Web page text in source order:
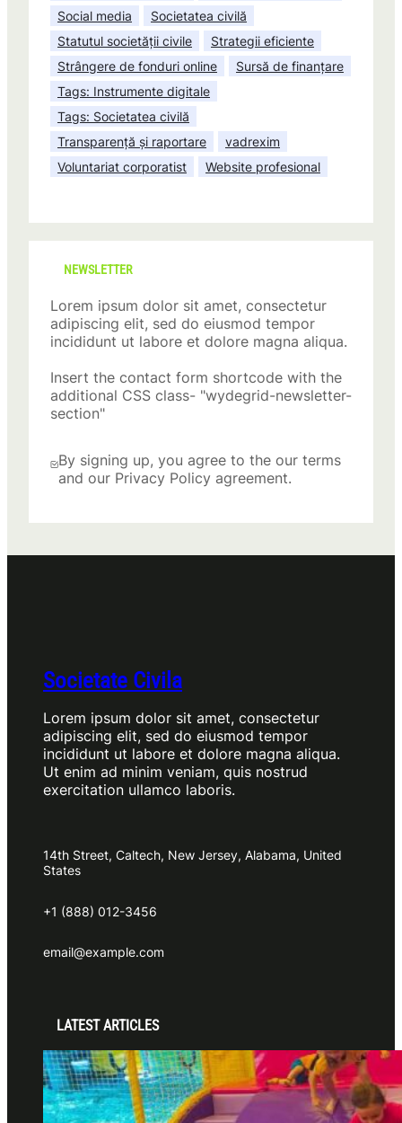
Social media
Societatea civilă
Statutul societății civile
Strategii eficiente
Strângere de fonduri online
Sursă de finanțare
Tags: Instrumente digitale
Tags: Societatea civilă
Transparență și raportare
vadrexim
Voluntariat corporatist
Website profesional
NEWSLETTER
Lorem ipsum dolor sit amet, consectetur
adipiscing elit, sed do eiusmod tempor
incididunt ut labore et dolore magna aliqua.
Insert the contact form shortcode with the
additional CSS class- "wydegrid-newsletter-
section"
By signing up, you agree to the our terms
and our Privacy Policy agreement.
Societate Civila
Lorem ipsum dolor sit amet, consectetur
adipiscing elit, sed do eiusmod tempor
incididunt ut labore et dolore magna aliqua.
Ut enim ad minim veniam, quis nostrud
exercitation ullamco laboris.
14th Street, Caltech, New Jersey, Alabama, United
States
+1 (888) 012-3456
email@example.com
LATEST ARTICLES